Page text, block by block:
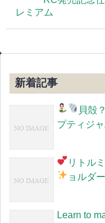
レミアム
新着記事
貝殻
プティジ
リトル
ョルダ
Learn to